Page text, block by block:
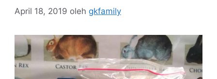
April 18, 2019 oleh gkfamily